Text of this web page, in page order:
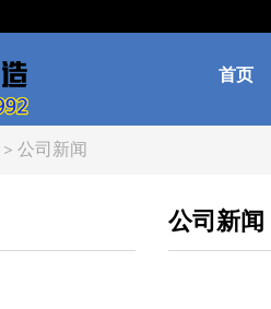
首页
> 公司新闻
公司新闻